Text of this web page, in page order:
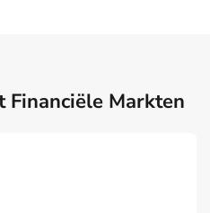
Markten